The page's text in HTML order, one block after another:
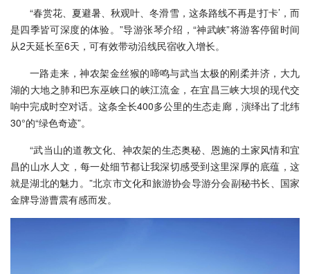
“春赏花、夏避暑、秋观叶、冬滑雪，这条路线不再是‘打卡’，而
是四季皆可深度的体验。”导游张琴介绍，“神武峡”将游客停留时间
从2天延长至6天，可有效带动沿线民宿收入增长。
一路走来，神农架金丝猴的啼鸣与武当太极的刚柔并济，大九
湖的大地之肺和巴东巫峡口的峡江流金，在宜昌三峡大坝的现代交
响中完成时空对话。这条全长400多公里的生态走廊，演绎出了北纬
30°的“绿色奇迹”。
“武当山的道教文化、神农架的生态奥秘、恩施的土家风情和宜
昌的山水人文，每一处细节都让我深切感受到这里深厚的底蕴，这
就是湖北的魅力。”北京市文化和旅游协会导游分会副秘书长、国家
金牌导游曹震有感而发。